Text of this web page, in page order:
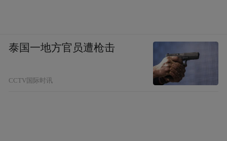
泰国一地方官员遭枪击
CCTV国际时讯